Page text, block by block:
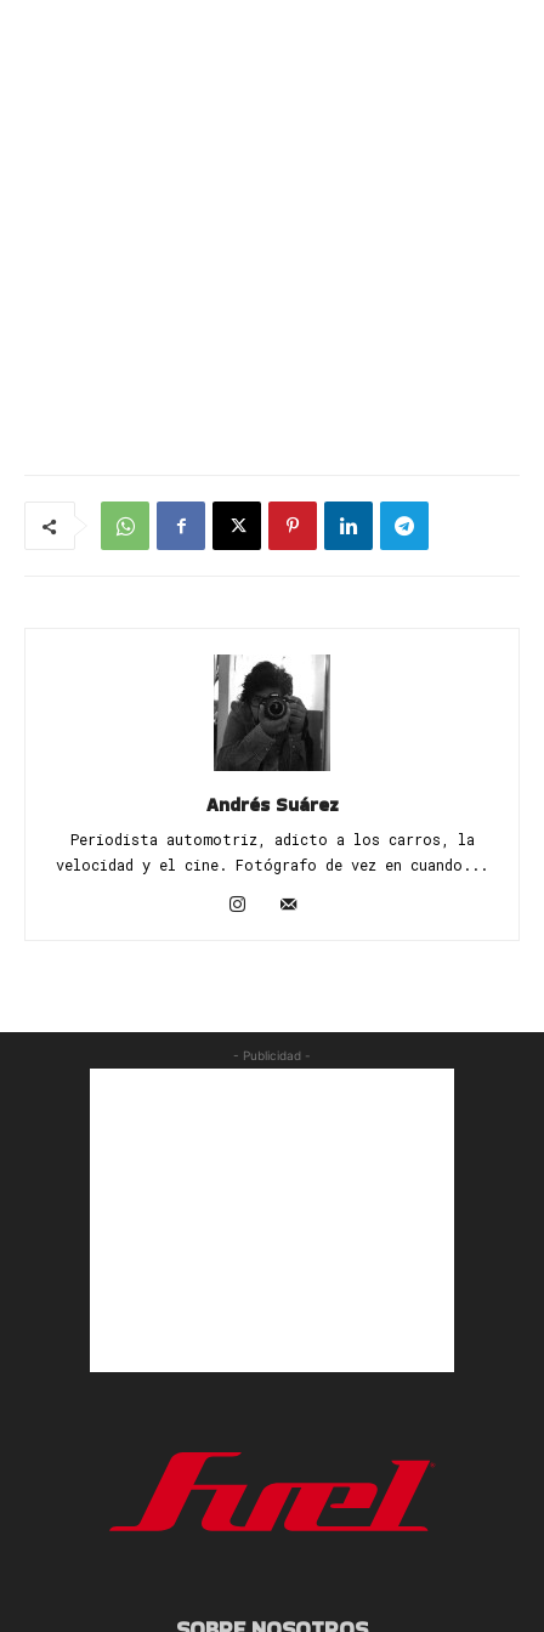
Andrés Suárez
Periodista automotriz, adicto a los carros, la
velocidad y el cine. Fotógrafo de vez en cuando...
- Publicidad -